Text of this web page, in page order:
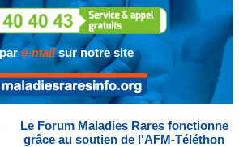
e-mailsur notre site
Le Forum Maladies Rares fonctionne
grâce au soutien de l'AFM-Téléthon